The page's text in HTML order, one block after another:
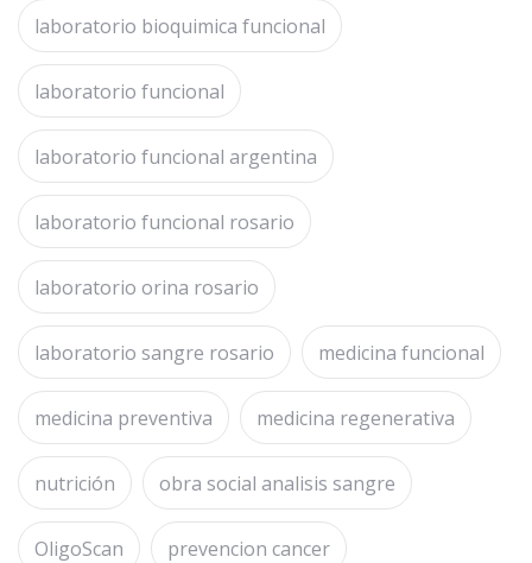
laboratorio bioquimica funcional
laboratorio funcional
laboratorio funcional argentina
laboratorio funcional rosario
laboratorio orina rosario
laboratorio sangre rosario medicina funcional
medicina preventiva medicina regenerativa
nutrición obra social analisis sangre
OligoScan prevencion cancer